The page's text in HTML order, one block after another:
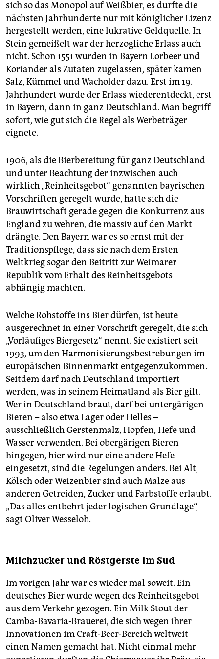
sich so das Monopol auf Weißbier, es durfte die
nächsten Jahrhunderte nur mit königlicher Lizenz
hergestellt werden, eine lukrative Geldquelle. In
Stein gemeißelt war der herzogliche Erlass auch
nicht. Schon 1551 wurden in Bayern Lorbeer und
Koriander als Zutaten zugelassen, später kamen
Salz, Kümmel und Wacholder dazu. Erst im 19.
Jahrhundert wurde der Erlass wiederentdeckt, erst
in Bayern, dann in ganz Deutschland. Man begriff
sofort, wie gut sich die Regel als Werbeträger
eignete.
1906, als die Bierbereitung für ganz Deutschland
und unter Beachtung der inzwischen auch
wirklich „Reinheitsgebot“ genannten bayrischen
Vorschriften geregelt wurde, hatte sich die
Brauwirtschaft gerade gegen die Konkurrenz aus
England zu wehren, die massiv auf den Markt
drängte. Den Bayern war es so ernst mit der
Traditionspflege, dass sie nach dem Ersten
Weltkrieg sogar den Beitritt zur Weimarer
Republik vom Erhalt des Reinheitsgebots
abhängig machten.
Welche Rohstoffe ins Bier dürfen, ist heute
ausgerechnet in einer Vorschrift geregelt, die sich
„Vorläufiges Biergesetz“ nennt. Sie existiert seit
1993, um den Harmonisierungsbestrebungen im
europäischen Binnenmarkt entgegenzukommen.
Seitdem darf nach Deutschland importiert
werden, was in seinem Heimatland als Bier gilt.
Wer in Deutschland braut, darf bei untergärigen
Bieren – also etwa Lager oder Helles –
ausschließlich Gerstenmalz, Hopfen, Hefe und
Wasser verwenden. Bei obergärigen Bieren
hingegen, hier wird nur eine andere Hefe
eingesetzt, sind die Regelungen anders. Bei Alt,
Kölsch oder Weizenbier sind auch Malze aus
anderen Getreiden, Zucker und Farbstoffe erlaubt.
„Das alles entbehrt jeder logischen Grundlage“,
sagt Oliver Wesseloh.
Milchzucker und Röstgerste im Sud
Im vorigen Jahr war es wieder mal soweit. Ein
deutsches Bier wurde wegen des Reinheitsgebot
aus dem Verkehr gezogen. Ein Milk Stout der
Camba-Bavaria-Brauerei, die sich wegen ihrer
Innovationen im Craft-Beer-Bereich weltweit
einen Namen gemacht hat. Nicht einmal mehr